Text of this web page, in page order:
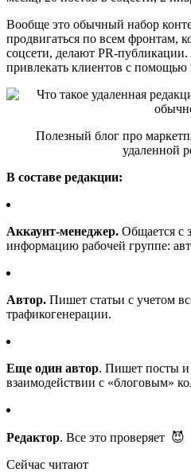
Вообще это обычный набор
продвигаться по всем фронтам,
соцсети, делают PR-
привлекать клиентов с помощью
Полезный блог про
удаленной
В составе редакции:
Аккаунт-менеджер. Общается с
информацию рабочей группе:
Автор. Пишет статьи с учетом
трафикогенерации.
Еще один автор. Пишет посты и
взаимодействии с «блоговым»
Редактор. Все это проверяет 😈
Сейчас читают